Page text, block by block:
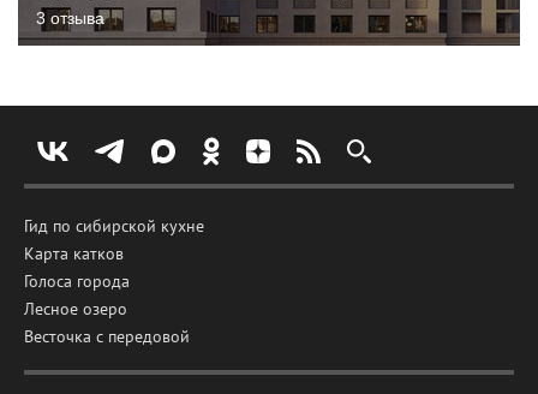
3 отзыва
Гид по сибирской кухне
Карта катков
Голоса города
Лесное озеро
Весточка с передовой